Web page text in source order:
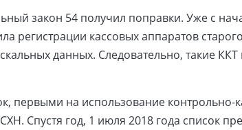
закон 54 получил поправки. Уже с
регистрации кассовых аппаратов
данных. Следовательно, такие
первыми на использование
Спустя год, 1 июля 2018 года список